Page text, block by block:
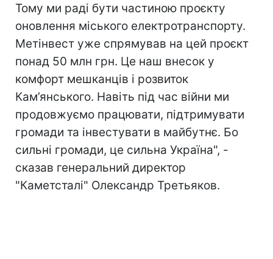
Тому ми раді бути частиною проєкту
оновлення міського електротранспорту.
Метінвест уже спрямував на цей проєкт
понад 50 млн грн. Це наш внесок у
комфорт мешканців і розвиток
Кам’янського. Навіть під час війни ми
продовжуємо працювати, підтримувати
громади та інвестувати в майбутнє. Бо
сильні громади, це сильна Україна", -
сказав генеральний директор
"Каметсталі" Олександр Третьяков.